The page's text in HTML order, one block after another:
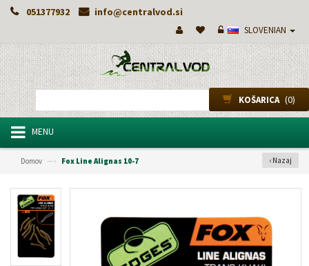
051377932 info@centralvod.si
SLOVENIAN
KOŠARICA (0)
MENU
‹ Nazaj
Domov —› Fox Line Alignas 10-7